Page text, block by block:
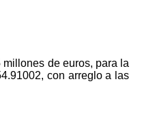
de euros, para la
con arreglo a las